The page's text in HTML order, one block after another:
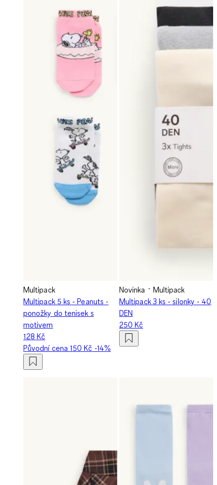
Multipack
Multipack 5 ks - Peanuts -
ponožky do tenisek s
motivem
128 Kč
Původní cena150 Kč -14%
Novinka
Multipack
Multipack 3 ks - silonky - 40
DEN
250 Kč